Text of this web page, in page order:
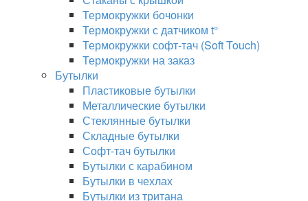
Термокружки бочонки
Термокружки с датчиком t°
Термокружки софт-тач (Soft Touch)
Термокружки на заказ
Бутылки
Пластиковые бутылки
Металлические бутылки
Стеклянные бутылки
Складные бутылки
Софт-тач бутылки
Бутылки с карабином
Бутылки в чехлах
Бутылки из тритана